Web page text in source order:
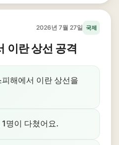
2026년 7월 27일 국제
이란 상선 공격
해에서 이란 상선을
명이 다쳤어요.